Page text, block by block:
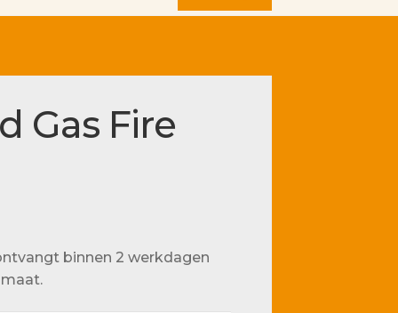
Gas Fire
binnen 2 werkdagen